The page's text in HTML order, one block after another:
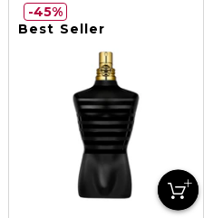
Best Seller
45%